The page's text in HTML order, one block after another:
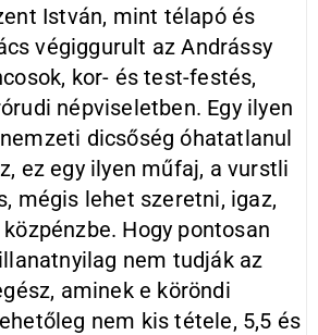
István, mint télapó és
végiggurult az Andrássy
kor- és test-festés,
népviseletben. Egy ilyen
dicsőség óhatatlanul
ez egy ilyen műfaj, a vurstli
mégis lehet szeretni, igaz,
Hogy pontosan
nem tudják az
aminek e köröndi
nem kis tétele, 5,5 és